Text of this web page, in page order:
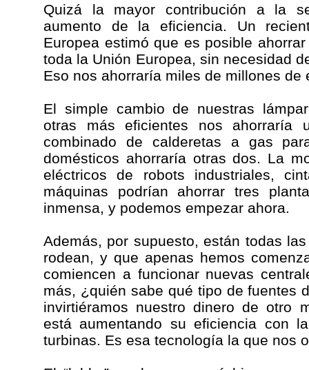
Quizá la mayor contribución a la
aumento de la eficiencia. Un
Europea estimó que es posible
toda la Unión Europea, sin necesidad
Eso nos ahorraría miles de millones de
El simple cambio de nuestras
otras más eficientes nos ahorraría
combinado de calderetas a gas
domésticos ahorraría otras dos. La
eléctricos de robots industriales,
máquinas podrían ahorrar tres
inmensa, y podemos empezar ahora.
Además, por supuesto, están todas
rodean, y que apenas hemos
comiencen a funcionar nuevas
más, ¿quién sabe qué tipo de fuentes
invirtiéramos nuestro dinero de otro
está aumentando su eficiencia con
turbinas. Es esa tecnología la que nos